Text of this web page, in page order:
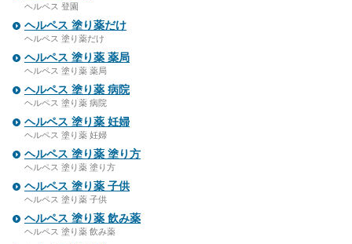
ヘルペス 登園
ヘルペス 塗り薬だけ
ヘルペス 塗り薬だけ
ヘルペス 塗り薬 薬局
ヘルペス 塗り薬 薬局
ヘルペス 塗り薬 病院
ヘルペス 塗り薬 病院
ヘルペス 塗り薬 妊婦
ヘルペス 塗り薬 妊婦
ヘルペス 塗り薬 塗り方
ヘルペス 塗り薬 塗り方
ヘルペス 塗り薬 子供
ヘルペス 塗り薬 子供
ヘルペス 塗り薬 飲み薬
ヘルペス 塗り薬 飲み薬